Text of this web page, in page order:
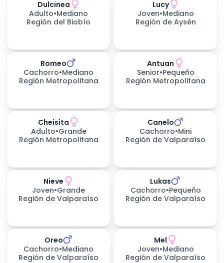
Dulcinea
Adulto•Mediano
Región del Biobío
Lucy
Joven•Mediano
Región de Aysén
Romeo
Cachorro•Mediano
Región Metropolitana
Antuan
Senior•Pequeño
Región Metropolitana
Cheisita
Adulto•Grande
Región Metropolitana
Canelo
Cachorro•Mini
Región de Valparaíso
días esperando
Nieve
Joven•Grande
Región de Valparaíso
Lukas
Cachorro•Pequeño
Región de Valparaíso
Oreo
Cachorro•Mediano
Región de Valparaíso
Mel
Joven•Mediano
Región de Valparaíso